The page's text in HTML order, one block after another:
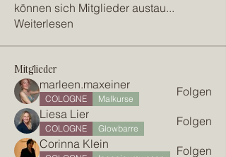
können sich Mitglieder austau...
Weiterlesen
Mitglieder
marleen.maxeiner
COLOGNE Malkurse
Folgen
Liesa Lier
COLOGNE Glowbarre
Folgen
Corinna Klein
Folgen